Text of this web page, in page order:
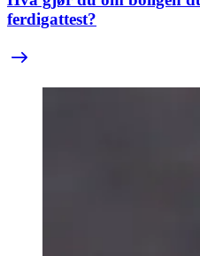
ferdigattest?